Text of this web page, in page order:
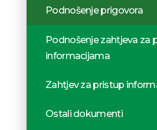
Podnošenje prigovora
Podnošenje zahtjeva za
informacijama
Zahtjev za pristup
Ostali dokumenti